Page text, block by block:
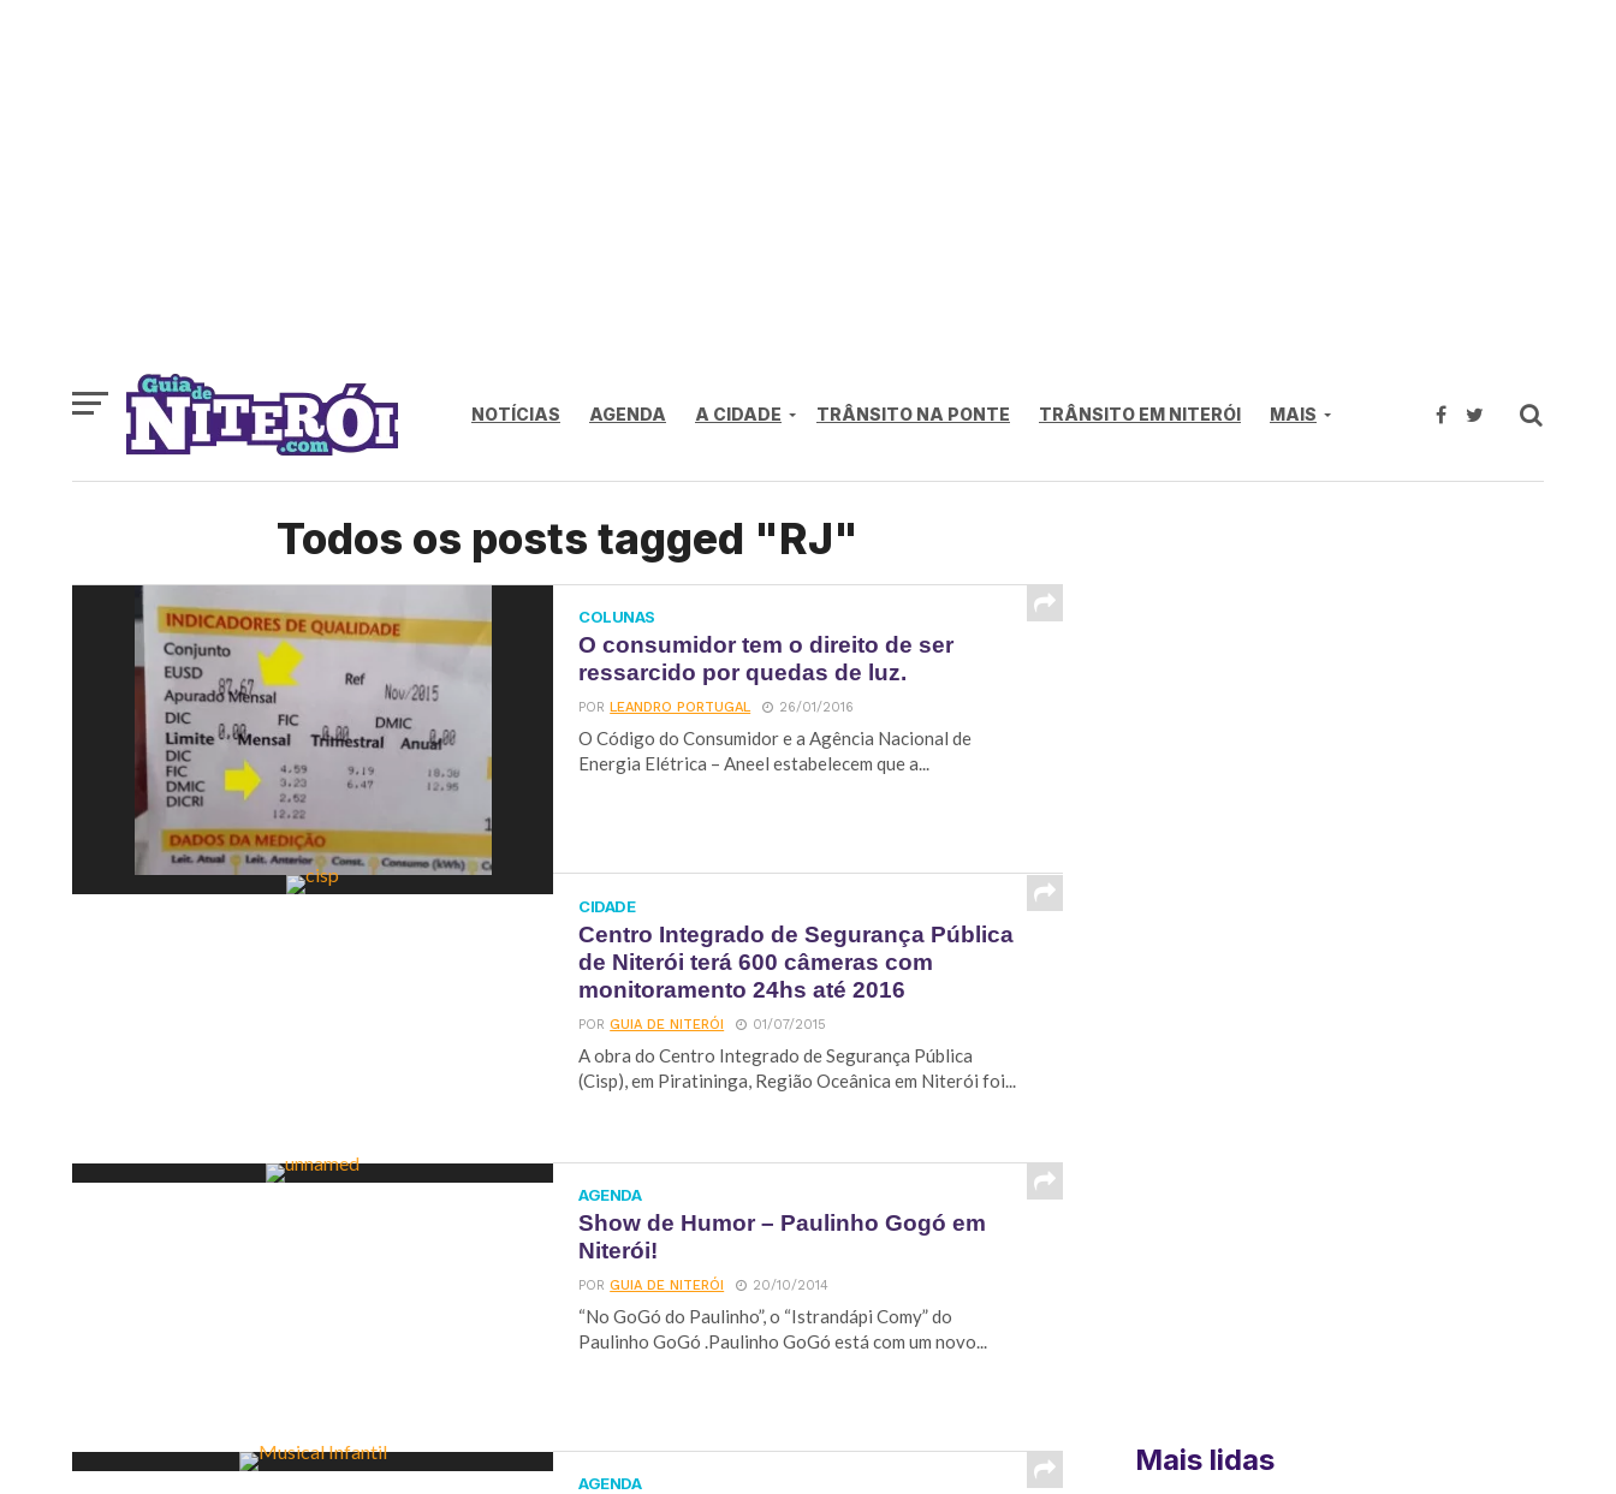
NOTÍCIAS AGENDA A CIDADE TRÂNSITO NA PONTE TRÂNSITO EM NITERÓI MAIS
Todos os posts tagged "RJ"
COLUNAS
O consumidor tem o direito de ser
ressarcido por quedas de luz.
PORLEANDRO PORTUGAL 26/01/2016
O Código do Consumidor e a Agência Nacional de
Energia Elétrica – Aneel estabelecem que a...
CIDADE
Centro Integrado de Segurança Pública
de Niterói terá 600 câmeras com
monitoramento 24hs até 2016
PORGUIA DE NITERÓI 01/07/2015
A obra do Centro Integrado de Segurança Pública
(Cisp), em Piratininga, Região Oceânica em Niterói foi...
AGENDA
Show de Humor – Paulinho Gogó em
Niterói!
PORGUIA DE NITERÓI 20/10/2014
“No GoGó do Paulinho”, o “Istrandápi Comy” do
Paulinho GoGó .Paulinho GoGó está com um novo...
AGENDA
Mais lidas